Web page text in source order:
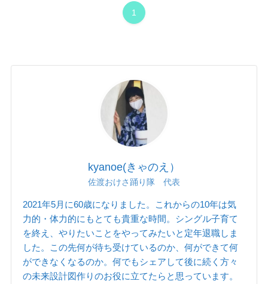
1
kyanoe(きゃのえ）
佐渡おけさ踊り隊 代表
2021年5月に60歳になりました。これからの10年は気
力的・体力的にもとても貴重な時間。シングル子育て
を終え、やりたいことをやってみたいと定年退職しま
した。この先何が待ち受けているのか、何ができて何
ができなくなるのか。何でもシェアして後に続く方々
の未来設計図作りのお役に立てたらと思っています。